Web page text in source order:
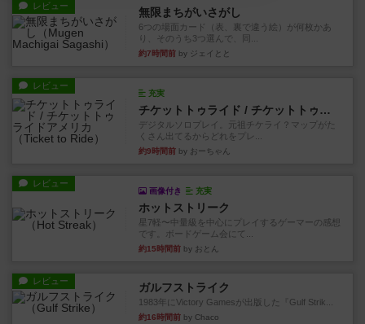
レビュー 無限まちがいさがし
6つの場面カード（表、裏で違う絵）が何枚かあ
り、そのうち3つ選んで、同...
約7時間前 by ジェイとと
レビュー
充実
チケットトゥライド / チケットトゥライドアメリカ
デジタルソロプレイ。元祖チケライ？マップがた
くさん出てるからどれをプレ...
約9時間前 by おーちゃん
レビュー
画像付き 充実
ホットストリーク
星7軽〜中量級を中心にプレイするゲーマーの感想
です。ボードゲーム会にて...
約15時間前 by おとん
レビュー ガルフストライク
1983年にVictory Gamesが出版した『Gulf Strik...
約16時間前 by Chaco